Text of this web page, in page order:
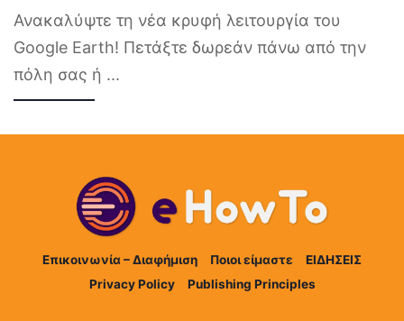
Ανακαλύψτε τη νέα κρυφή λειτουργία του
Google Earth! Πετάξτε δωρεάν πάνω από την
πόλη σας ή ...
Επικοινωνία – Διαφήμιση Ποιοι είμαστε
ΕΙΔΗΣΕΙΣ
Privacy Policy
Publishing Principles